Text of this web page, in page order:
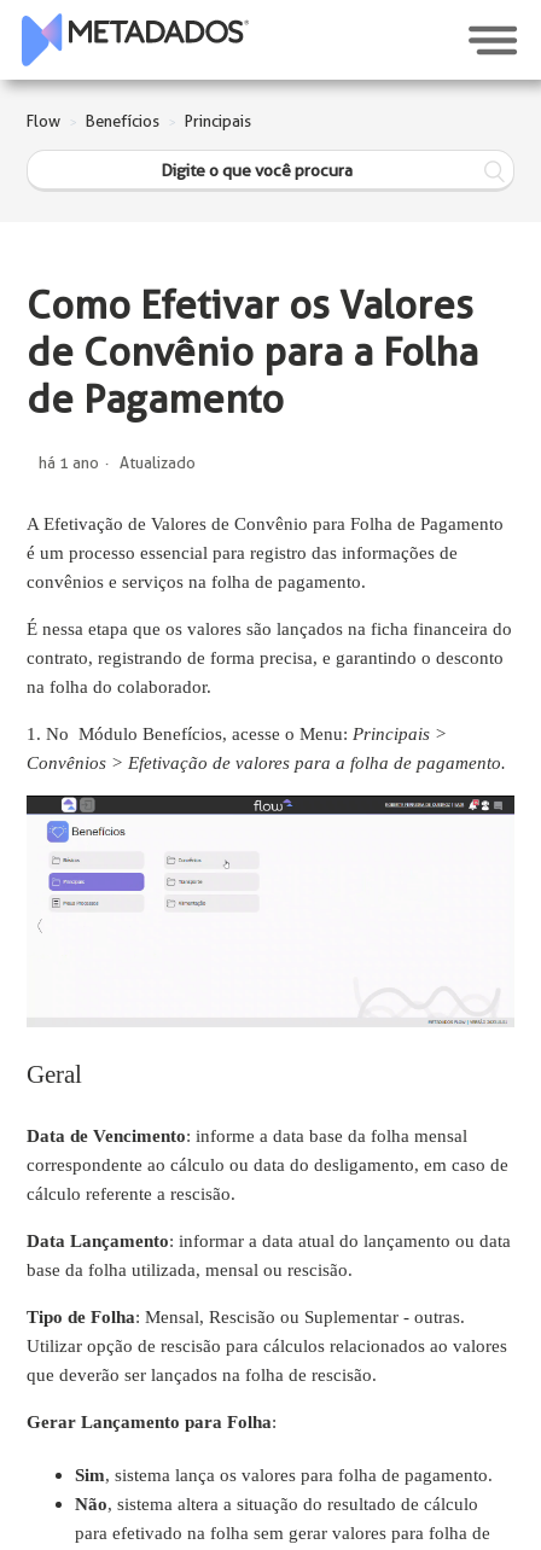
Flow Benefícios Principais
Como Efetivar os Valores
de Convênio para a Folha
de Pagamento
há 1 ano Atualizado
A Efetivação de Valores de Convênio para Folha de Pagamento
é um processo essencial para registro das informações de
convênios e serviços na folha de pagamento.
É nessa etapa que os valores são lançados na ficha financeira do
contrato, registrando de forma precisa, e garantindo o desconto
na folha do colaborador.
1. No Módulo Benefícios, acesse o Menu: Principais >
Convênios > Efetivação de valores para a folha de pagamento.
Geral
Data de Vencimento: informe a data base da folha mensal
correspondente ao cálculo ou data do desligamento, em caso de
cálculo referente a rescisão.
Data Lançamento: informar a data atual do lançamento ou data
base da folha utilizada, mensal ou rescisão.
Tipo de Folha: Mensal, Rescisão ou Suplementar - outras.
Utilizar opção de rescisão para cálculos relacionados ao valores
que deverão ser lançados na folha de rescisão.
Gerar Lançamento para Folha:
Sim, sistema lança os valores para folha de pagamento.
Não, sistema altera a situação do resultado de cálculo
para efetivado na folha sem gerar valores para folha de